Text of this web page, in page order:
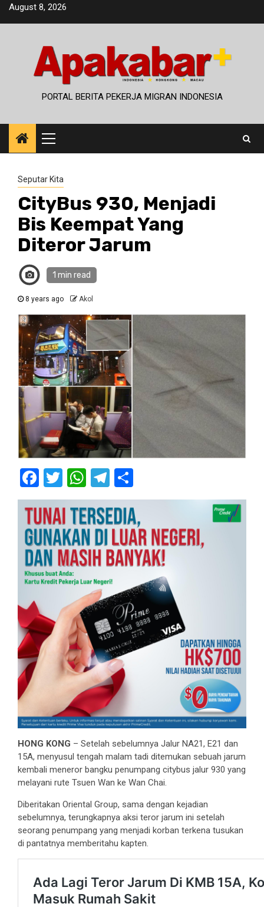
SkipAugust 8, 2026
PORTAL BERITA PEKERJA MIGRAN INDONESIA
Primary
Menu
Seputar Kita
CityBus 930, Menjadi
Bis Keempat Yang
Diteror Jarum
1 min read
8 years ago Akol
Facebook
Twitter
WhatsApp
Telegram
HONG KONG – Setelah sebelumnya Jalur NA21, E21 dan
15A, menyusul tengah malam tadi ditemukan sebuah jarum
kembali meneror bangku penumpang citybus jalur 930 yang
melayani rute Tsuen Wan ke Wan Chai.
Diberitakan Oriental Group, sama dengan kejadian
sebelumnya, terungkapnya aksi teror jarum ini setelah
seorang penumpang yang menjadi korban terkena tusukan
di pantatnya memberitahu kapten.